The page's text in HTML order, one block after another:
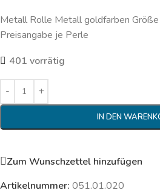
Metall Rolle Metall goldfarben
Preisangabe je Perle
401 vorrätig
IN DEN
Zum Wunschzettel hinzufügen
Artikelnummer: 051.01.020